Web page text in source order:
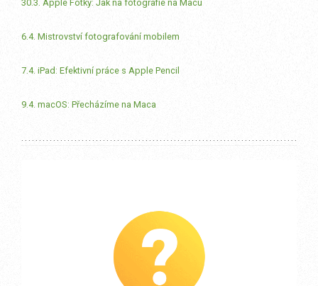
30.3. Apple Fotky: Jak na fotografie na Macu
6.4. Mistrovství fotografování mobilem
7.4. iPad: Efektivní práce s Apple Pencil
9.4. macOS: Přecházíme na Maca